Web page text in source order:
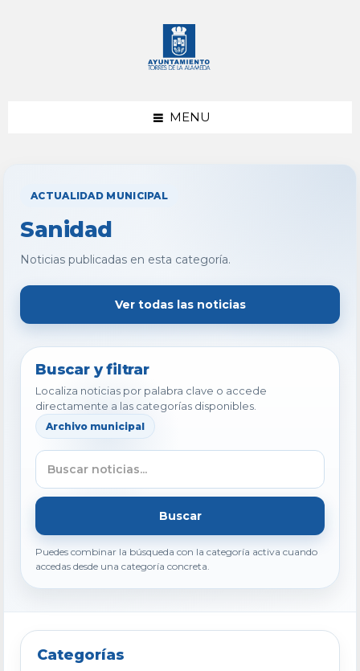
MENU
ACTUALIDAD MUNICIPAL
Sanidad
Noticias publicadas en esta categoría.
Ver todas las noticias
Buscar y filtrar
Localiza noticias por palabra clave o accede
directamente a las categorías disponibles.
Archivo municipal
Buscar
Puedes combinar la búsqueda con la categoría activa cuando
accedas desde una categoría concreta.
Categorías